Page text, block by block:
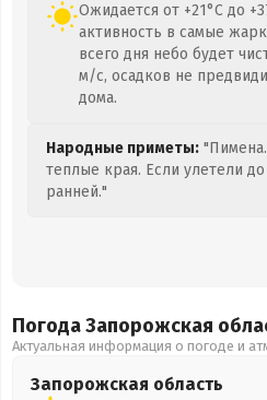
Ожидается от +21°C до
активность в самые
всего дня небо будет
м/с, осадков не
дома.
Народные приметы:
теплые края. Если улетели
ранней."
Погода Запорожская
Актуальная информация о погоде и
Запорожская область